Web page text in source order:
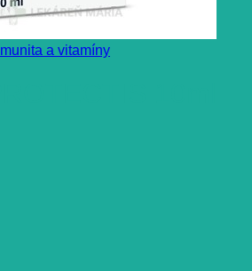
Imunita a vitamíny